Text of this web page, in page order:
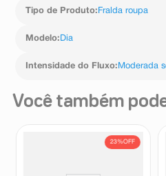
Tipo de Produto: Fralda roupa
Modelo: Dia
Intensidade do Fluxo: Moderada
Você também
23%OFF